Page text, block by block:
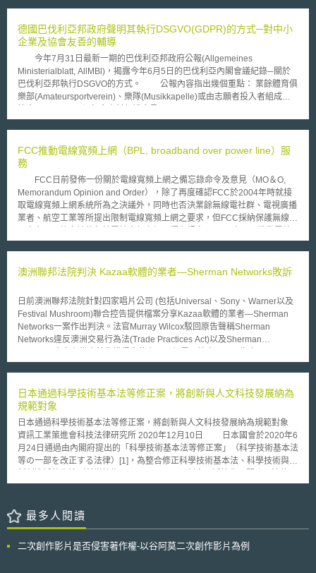
德國巴伐利亞邦政府聲明其執行DSGVO(GDPR)的方式─對中小
企業及協會友善的輔導
今年7月31日最新一期的巴伐利亞邦政府公報(Allgemeines
Ministerialblatt, AllMBl)，揭露今年6月5日的巴伐利亞內閣會議紀錄─關於
巴伐利亞邦執行DSGVO的方式。 公報內容指出幾個重點： 業餘體育俱
樂部(Amateursportverein)、樂隊(Musikkapelle)或由志願者投入者組成的
如果因為對法律的不熟悉而初次違反DSGVO，並不會被罰款；相關單位的
有效、適當且具有懲戒性的。故對於非第一次違反的情況，就可能直接依據
DSGVO第83條規定處以罰款。 巴伐利亞邦不能接受「警告律師」
位進一步確認DSGVO中的相關規定，其應用尤其必須能夠確保正確且適當
的符合DSGVO的目標。 邦政府將與協會和中小企業進行進一步有關
DSGVO適用的討論。 在巴伐利亞邦政府公布的新聞稿中，總理馬庫斯
索德進一步表示：「DSGVO實現了更大程度的隱私保護，但不應該成為官
擾和額外的官僚主義。最重要的是，所有的協會、許多有志願者投入的地方
料保護要求。」 巴伐利亞資料保護監督辦公室(BayLDA, Bayerische
Landesamt für Datenschutzaufsicht)並進一步公布了對許多中小企業，
如：協會、醫療診所(Arztpraxis)、稅務顧問(Steuerberater)……等行業，遵
循DSGVO的參考指引，提供進一步的遵循指示。
FCC推動電線寬頻上網（BPL, broadband over power line）服
務
FCC日前發佈一份關於電線寬頻上網之備忘錄命令及意見（MO＆O,
Memorandum Opinion and Order），除了再度確認FCC於2004年時就接
取電線寬頻上網系統所為之決議外，同時也否決業餘無線電社群、電視廣播
業者、航空工業等所提出限制電線寬頻上網之要求，但FCC採納保護無線電
寬頻上網可以幫助居住於鄉村地區之美國民眾接取高速網路，而且目前寬頻
（DSL）亦將會因電線寬頻上網之發展而被迫降價，讓消費者可以更低廉的
切關注電線寬頻上網對其他使用者之干擾問題，尤其在卡崔那（Katrina）
颶風的慘痛經驗中已證實業餘無線電之發展與貢獻具有高度價值，因此，對
於電線寬頻上網可能對業餘無線電用戶之干擾部分應格外注意。
澳洲聯邦法院判決 Kazaa軟體的業者—Sherman Networks敗訴
日前澳洲聯邦法院針對四家唱片公司 (包括Universal、Sony、Warner以及
Festival Mushroom)聯合控告提供檔案分享Kazaa軟體的業者—Sherman
Networks一案作出判決。法官Murray Wilcox駁回原告聲稱Sherman
Networks違反澳洲交易行為法(Trade Practices Act)以及Sherman
Networks授權使用者侵害原告的著作權，並有鼓勵年輕人侵害著作權的情
片公司的標語--Join the Revolution，以及贊助攻擊唱片公司的文宣--Kazaa
Revolution。這些標語、文宣並未明白地鼓吹使用者分享檔案，但是這會對
「酷」的事情，而Kazaa的使用者多數是青少年。 法官 Wilcox判決被
告必須支付90%的訴訟費用，並指出在Sherman Networks符合下列條件之
一的情況下，Kazaa可以繼續營運： 1. 必須在現有的以及未來的版本中納
入強制性關鍵字過濾技術 (non optional key word filter technology)，並且
個是上訴時間最快為明年2月，上訴法院為Full Court，第二個是Kazza軟體
的修改須取得法院的認可或是唱片公司的同意。
日本通過科學技術基本法等修正案，將創新與人文科技發展納為
規範對象
日本通過科學技術基本法等修正案，將創新與人文科技發展納為規範對象
資訊工業策進會科技法律研究所 2020年12月10日 日本國會於2020年6
月24日通過由內閣府提出的「科學技術基本法等修正案」（科学技術基本法
等の一部を改正する法律）[1]，為整合修正科學技術基本法、科學技術與創
下稱科技創新活性化法）等法律之包裹式法案。其旨在新增創新與人文科學
創新活性化法，增訂大學、研發法人出資與產業共同研究途徑，同時調整中
小企業技術革新制度之補助規範。 壹、背景目的 日本內閣府轄下之整
11月公布的「整合提振科學技術與創新目標下之科學技術基本法願景（科学
最多人閱讀
二次創作影片是否侵害著作權-以谷阿莫二次創作影片為例